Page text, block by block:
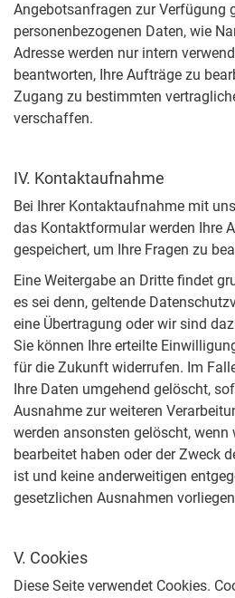
Angebotsanfragen zur Verfügung
personenbezogenen Daten, wie
Adresse werden nur intern
beantworten, Ihre Aufträge zu
Zugang zu bestimmten
verschaffen.
IV. Kontaktaufnahme
Bei Ihrer Kontaktaufnahme mit
das Kontaktformular werden Ihre
gespeichert, um Ihre Fragen zu
Eine Weitergabe an Dritte findet
es sei denn, geltende
eine Übertragung oder wir sind
Sie können Ihre erteilte
für die Zukunft widerrufen. Im
Ihre Daten umgehend gelöscht,
Ausnahme zur weiteren
werden ansonsten gelöscht, wenn
bearbeitet haben oder der Zweck
ist und keine anderweitigen
gesetzlichen Ausnahmen
V. Cookies
Diese Seite verwendet Cookies.